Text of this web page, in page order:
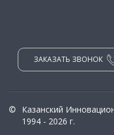
ЗАКАЗАТЬ ЗВОНОК
©
Казанский
1994 - 2026 г.